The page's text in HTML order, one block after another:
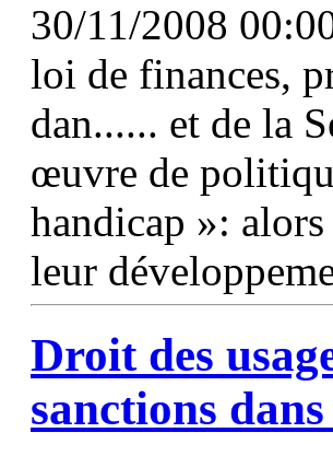
30/11/2008
loi de finances,
dan...... et de la
œuvre de
handicap »:
leur
Droit des
sanctions